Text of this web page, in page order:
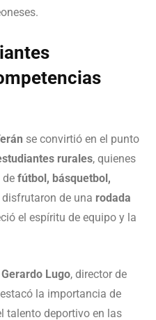
se convirtió en el punto
rurales, quienes
de fútbol, básquetbol,
disfrutaron de una rodada
el espíritu de equipo y la
Lugo, director de
la importancia de
talento deportivo en las